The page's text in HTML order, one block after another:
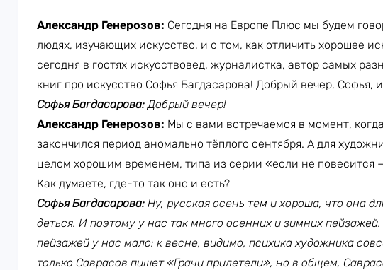
Александр Генерозов: Сегодня на Европе Плюс мы будем
людях, изучающих искусство, и о том, как отличить хорошее
сегодня в гостях искусствовед, журналистка, автор самых
книг про искусство Софья Багдасарова! Добрый вечер, Софья,
Софья Багдасарова:Добрый вечер!
Александр Генерозов: Мы с вами встречаемся в момент,
закончился период аномально тёплого сентября. А для
целом хорошим временем, типа из серии «если не повесится
Как думаете, где-то так оно и есть?
Софья Багдасарова: Ну, русская осень тем и хороша, что она
деться. И поэтому у нас так много осенних и зимних
пейзажей у нас мало: к весне, видимо, психика художника
только Саврасов пишет «Грачи прилетели», но в общем,